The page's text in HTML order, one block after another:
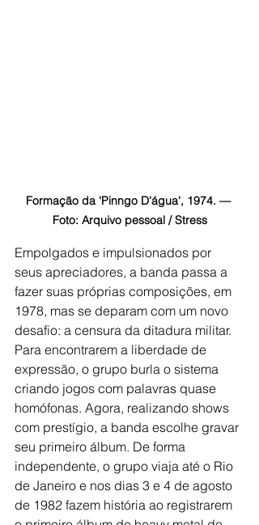
Formação da 'Pinngo D'água', 1974. —
Foto: Arquivo pessoal / Stress
Empolgados e impulsionados por
seus apreciadores, a banda passa a
fazer suas próprias composições, em
1978, mas se deparam com um novo
desafio: a censura da ditadura militar.
Para encontrarem a liberdade de
expressão, o grupo burla o sistema
criando jogos com palavras quase
homófonas. Agora, realizando shows
com prestígio, a banda escolhe gravar
seu primeiro álbum. De forma
independente, o grupo viaja até o Rio
de Janeiro e nos dias 3 e 4 de agosto
de 1982 fazem história ao registrarem